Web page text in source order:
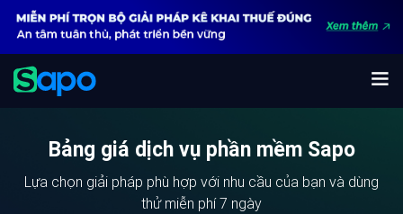
Bảng giá dịch vụ phần mềm Sapo
Lựa chọn giải pháp phù hợp với nhu cầu của bạn và dùng
thử miễn phí 7 ngày